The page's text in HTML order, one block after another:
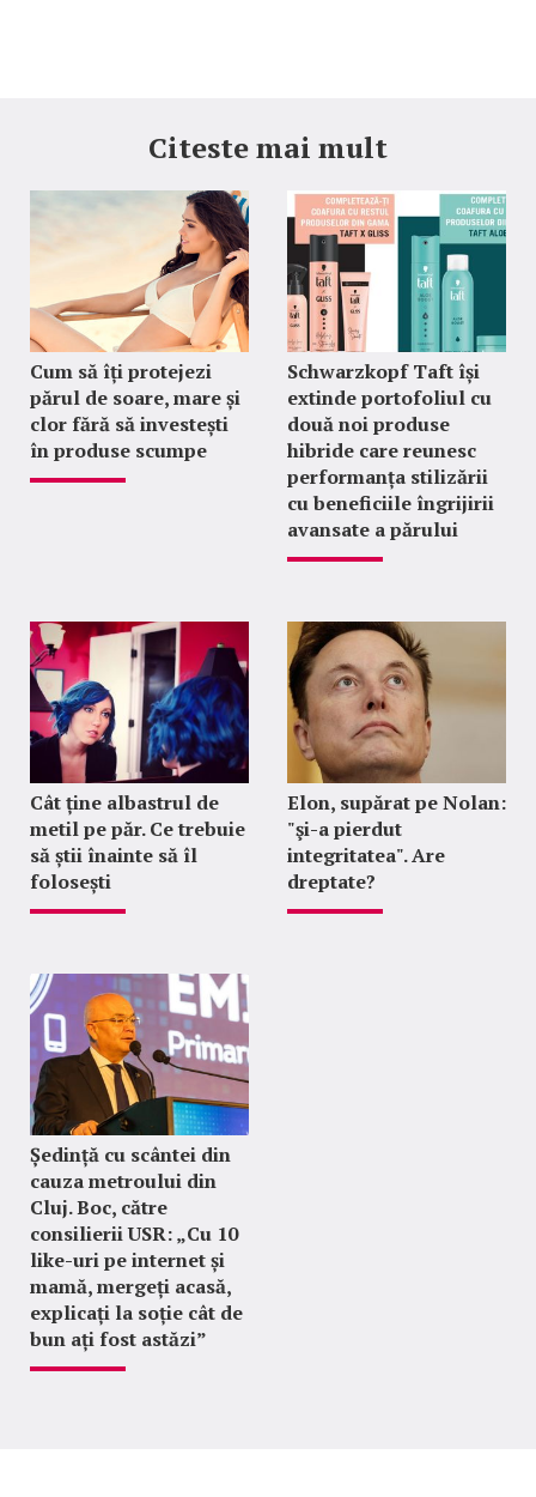
Citeste mai mult
Cum să îți protejezi
părul de soare, mare și
clor fără să investești
în produse scumpe
Schwarzkopf Taft își
extinde portofoliul cu
două noi produse
hibride care reunesc
performanța stilizării
cu beneficiile îngrijirii
avansate a părului
Cât ține albastrul de
metil pe păr. Ce trebuie
să știi înainte să îl
folosești
Elon, supărat pe Nolan:
"şi-a pierdut
integritatea". Are
dreptate?
Ședință cu scântei din
cauza metroului din
Cluj. Boc, către
consilierii USR: „Cu 10
like-uri pe internet și
mamă, mergeți acasă,
explicați la soție cât de
bun ați fost astăzi”